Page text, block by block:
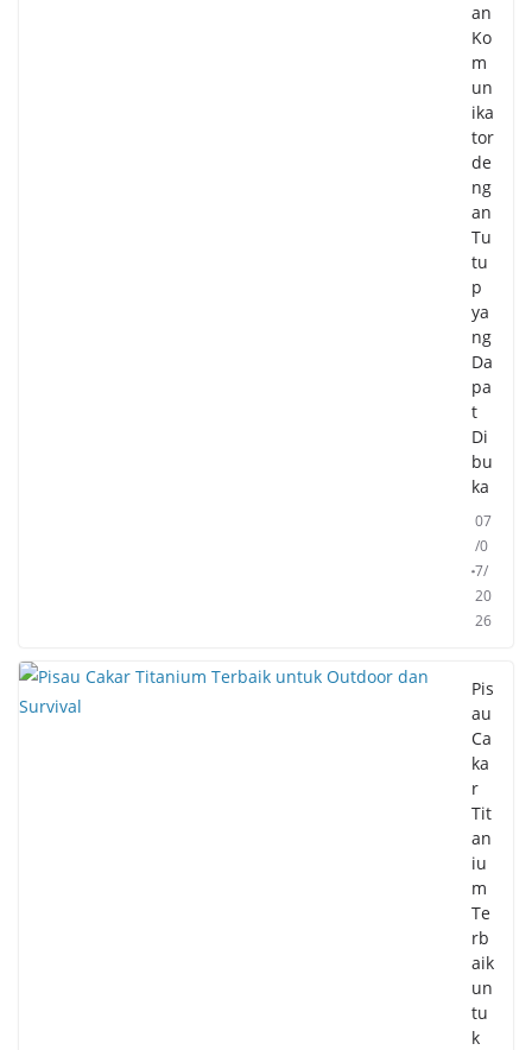
an
Ko
m
un
ika
tor
de
ng
an
Tu
tu
p
ya
ng
Da
pa
t
Di
bu
ka
07
/0
7/
20
26
Pis
au
Ca
ka
r
Tit
an
iu
m
Te
rb
aik
un
tu
k